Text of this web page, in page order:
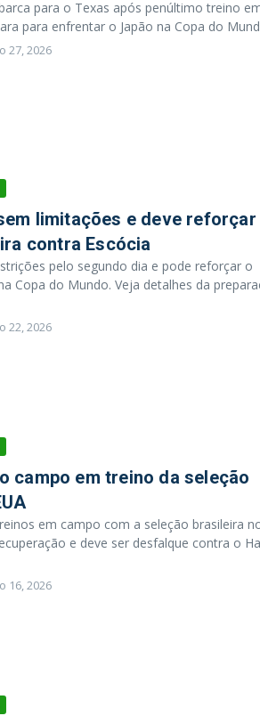
para o Texas após penúltimo treino
para enfrentar o Japão na Copa do
27, 2026
limitações e deve reforçar
contra Escócia
pelo segundo dia e pode reforçar o
Copa do Mundo. Veja detalhes da
22, 2026
campo em treino da seleção
em campo com a seleção brasileira
e deve ser desfalque contra o
16, 2026